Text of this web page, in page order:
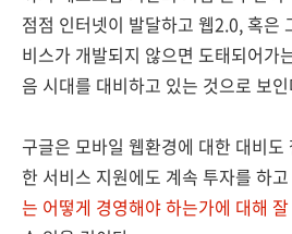
점점 인터넷이 발달하고 웹2.0, 혹은
비스가 개발되지 않으면 도태되어가
음 시대를 대비하고 있는 것으로 보
구글은 모바일 웹환경에 대한 대비도
한 서비스 지원에도 계속 투자를 하
는 어떻게 경영해야 하는가에 대해